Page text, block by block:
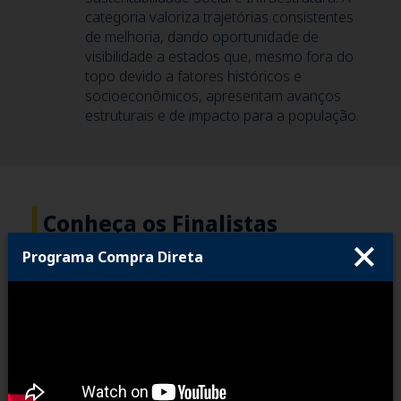
categoria valoriza trajetórias consistentes
de melhoria, dando oportunidade de
visibilidade a estados que, mesmo fora do
topo devido a fatores históricos e
socioeconômicos, apresentam avanços
estruturais e de impacto para a população.
Conheça os Finalistas
Todo ano o CLP classifica seis boas práticas
Competitividade dos Estados. O CLP também produz
Programa Compra Direta